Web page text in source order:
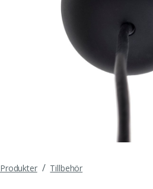
Produkter / Tillbehör